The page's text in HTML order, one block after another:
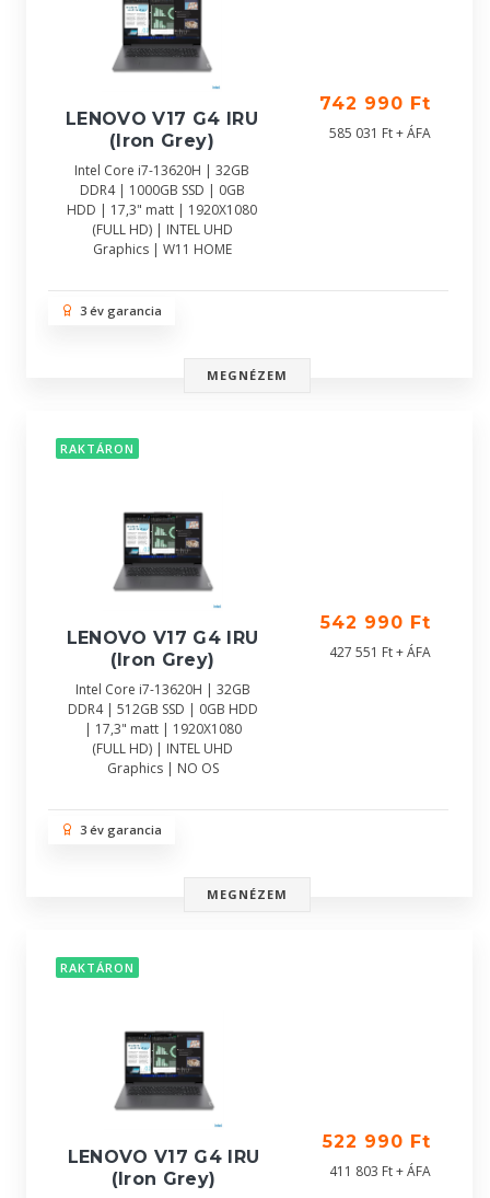
LENOVO V17 G4 IRU
(Iron Grey)
Intel Core i7-13620H | 32GB
DDR4 | 1000GB SSD | 0GB
HDD | 17,3" matt | 1920X1080
(FULL HD) | INTEL UHD
Graphics | W11 HOME
742 990 Ft
585 031 Ft + ÁFA
3 év garancia
MEGNÉZEM
RAKTÁRON
LENOVO V17 G4 IRU
(Iron Grey)
Intel Core i7-13620H | 32GB
DDR4 | 512GB SSD | 0GB HDD
| 17,3" matt | 1920X1080
(FULL HD) | INTEL UHD
Graphics | NO OS
542 990 Ft
427 551 Ft + ÁFA
3 év garancia
MEGNÉZEM
RAKTÁRON
LENOVO V17 G4 IRU
(Iron Grey)
522 990 Ft
411 803 Ft + ÁFA